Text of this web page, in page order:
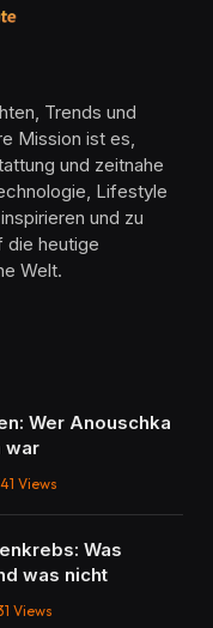
Trends und
Mission ist es,
und zeitnahe
Lifestyle
und zu
die heutige
Welt.
Wer Anouschka
war
Views
Was
was nicht
Views